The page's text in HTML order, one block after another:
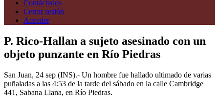
Contáctenos
Cerrar sesión
Acceder
P. Rico-Hallan a sujeto asesinado con un
objeto punzante en Río Piedras
San Juan, 24 sep (INS).- Un hombre fue hallado ultimado de varias
puñaladas a las 4:53 de la tarde del sábado en la calle Cambridge
441, Sabana Llana, en Río Piedras.